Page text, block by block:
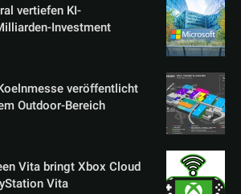
vertiefen KI-
Investment
veröffentlicht
Outdoor-Bereich
Vita bringt Xbox Cloud
Vita